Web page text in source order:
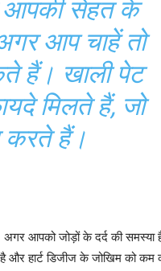
आपकी सेहत के
आप चाहें तो
हैं। खाली पेट
मिलते हैं, जो
करते हैं।
आपको जोड़ों के दर्द की समस्या
और हार्ट डिजीज के जोखिम को कम